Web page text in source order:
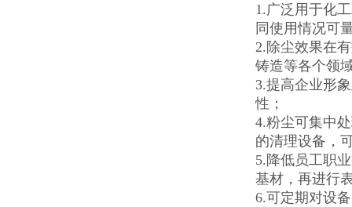
1.广泛用于化
同使用情况可
2.除尘效果在
铸造等各个领
3.提高企业形
性；
4.粉尘可集中
的清理设备，
5.降低员工职
基材，再进行
6.可定期对设